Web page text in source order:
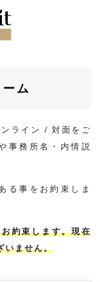
ム
ライン / 対面をご
事務所名・内情説
る事をお約束しま
約束します。現在
いません。